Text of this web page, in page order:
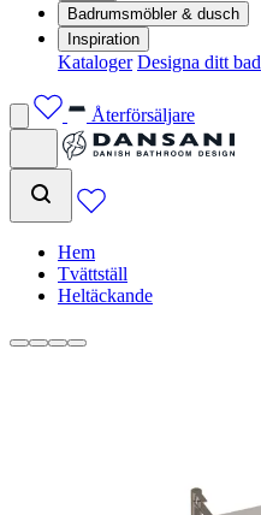
Badrumsmöbler & dusch
Inspiration
Kataloger Designa ditt bad
Återförsäljare
Hem
Tvättställ
Heltäckande